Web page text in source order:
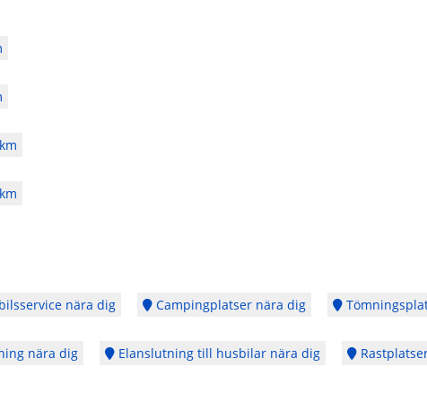
nära dig Campingplatser nära dig
nära dig Elanslutning till husbilar nära dig